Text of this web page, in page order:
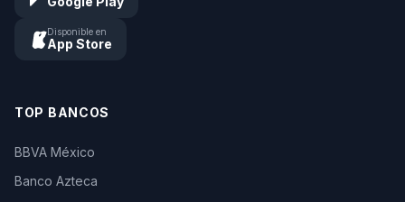
Disponible en
App Store
TOP BANCOS
BBVA México
Banco Azteca